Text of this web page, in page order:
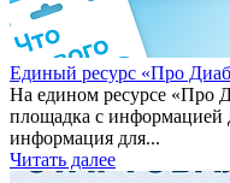
Единый ресурс «Про
На едином ресурсе «Про
площадка с информацией
информация для...
Читать далее